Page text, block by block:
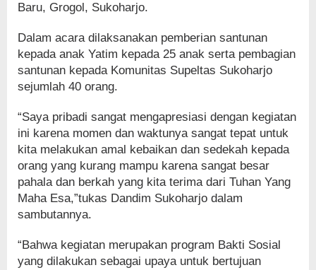
Baru, Grogol, Sukoharjo.
Dalam acara dilaksanakan pemberian santunan
kepada anak Yatim kepada 25 anak serta pembagian
santunan kepada Komunitas Supeltas Sukoharjo
sejumlah 40 orang.
“Saya pribadi sangat mengapresiasi dengan kegiatan
ini karena momen dan waktunya sangat tepat untuk
kita melakukan amal kebaikan dan sedekah kepada
orang yang kurang mampu karena sangat besar
pahala dan berkah yang kita terima dari Tuhan Yang
Maha Esa,”tukas Dandim Sukoharjo dalam
sambutannya.
“Bahwa kegiatan merupakan program Bakti Sosial
yang dilakukan sebagai upaya untuk bertujuan